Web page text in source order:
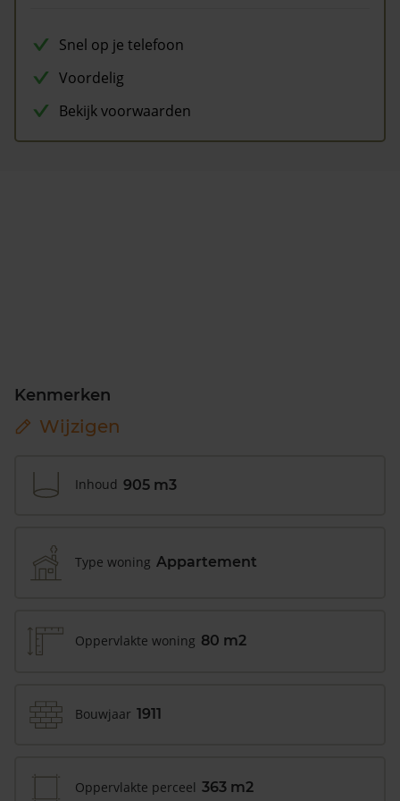
Snel op je telefoon
Voordelig
Bekijk voorwaarden
Kenmerken
Wijzigen
Inhoud 905 m3
Type woning Appartement
Oppervlakte woning 80 m2
Bouwjaar 1911
Oppervlakte perceel 363 m2